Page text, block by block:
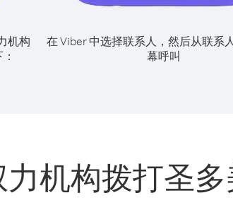
机构
在 Viber 中选择联系人，然后从联系
幕呼叫
机构拨打圣